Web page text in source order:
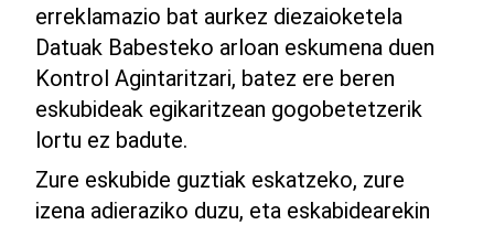
erreklamazio bat aurkez diezaioketela
Datuak Babesteko arloan eskumena duen
Kontrol Agintaritzari, batez ere beren
eskubideak egikaritzean gogobetetzerik
lortu ez badute.
Zure eskubide guztiak eskatzeko, zure
izena adieraziko duzu, eta eskabidearekin